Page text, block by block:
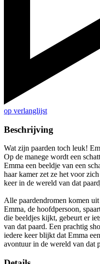
op verlanglijst
Beschrijving
Wat zijn paarden toch leuk!
Op de manege wordt een
Emma een beeldje van een
haar kamer zet ze het voor
keer in de wereld van dat
Alle paardendromen komen
Emma, de hoofdpersoon,
die beeldjes kijkt, gebeurt er
van dat paard. Een prachtig
iedere keer blijkt dat Emma
avontuur in de wereld van dat